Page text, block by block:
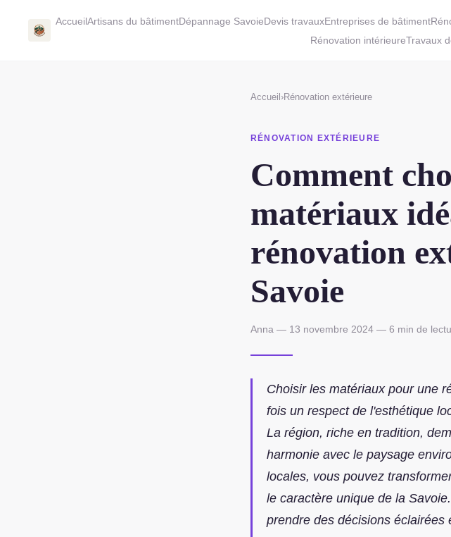
AccueilArtisans du bâtimentDépannage SavoieDevis travauxEntreprises de bâtiment
Rénovation intérieureTravaux
Accueil ›Rénovation extérieure
RÉNOVATION EXTÉRIEURE
Comment
matériaux
rénovation
Savoie
Anna — 13 novembre 2024 — 6 min de
Choisir les matériaux pour une
fois un respect de l'esthétique
La région, riche en tradition,
harmonie avec le paysage
locales, vous pouvez
le caractère unique de la
prendre des décisions